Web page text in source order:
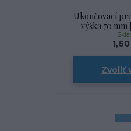
Ukončovací
výška 70 mm
Zvoliť